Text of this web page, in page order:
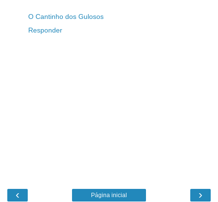
O Cantinho dos Gulosos
Responder
‹ ›
Página inicial